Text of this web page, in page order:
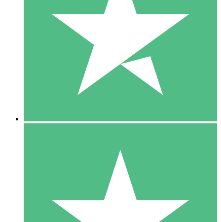
Payez à l'utilisation avec des crédits de téléchargement. Sans
1 Téléchargement
10 00
10 Téléchargements
20 00